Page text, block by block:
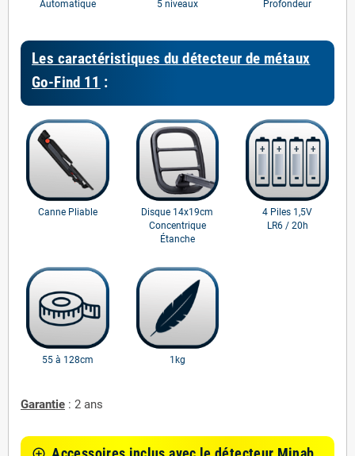
Automatique
5 niveaux
Profondeur
Les caractéristiques du détecteur de métaux
Go-Find 11 :
Canne Pliable
Disque 14x19cm
Concentrique
Étanche
4 Piles 1,5V
LR6 / 20h
55 à 128cm 1kg
Garantie : 2 ans